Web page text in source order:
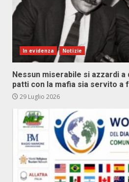
In evidenza Notizie
Nessun miserabile si azzardi
patti con la mafia sia servito a
29 Luglio 2026